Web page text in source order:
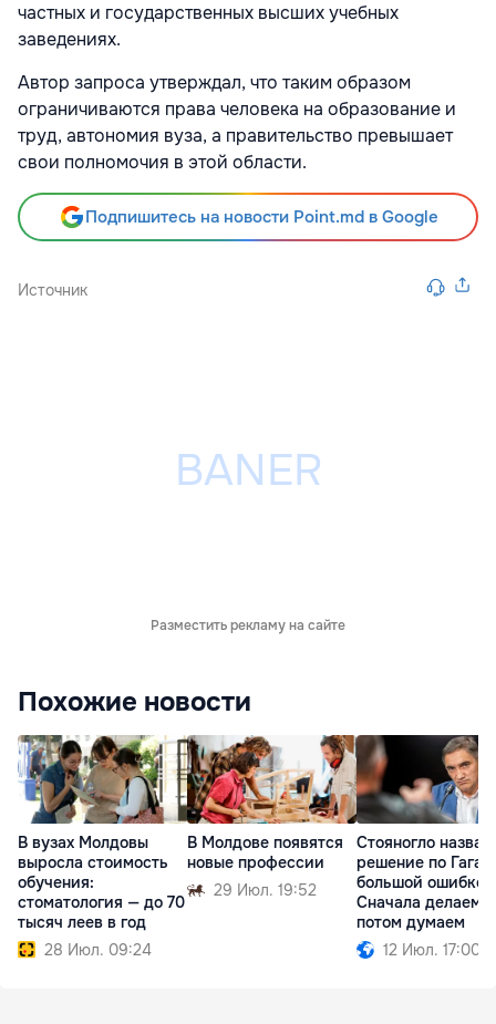
частных и государственных высших учебных
заведениях.
Автор запроса утверждал, что таким образом
ограничиваются права человека на образование и
труд, автономия вуза, а правительство превышает
свои полномочия в этой области.
Подпишитесь на новости Point.md в Google
Источник
Разместить рекламу на сайте
Похожие новости
В вузах Молдовы
выросла стоимость
обучения:
стоматология — до 70
тысяч леев в год
28 Июл. 09:24
В Молдове появятся
новые профессии
29 Июл. 19:52
Стояногло назвал
решение по
большой
Сначала делаем,
потом думаем
12 Июл. 17:00